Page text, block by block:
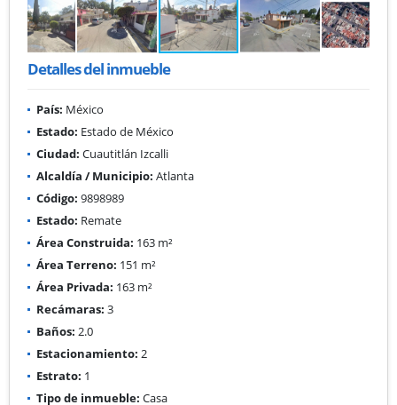
Detalles del inmueble
País: México
Estado: Estado de México
Ciudad: Cuautitlán Izcalli
Alcaldía / Municipio: Atlanta
Código: 9898989
Estado: Remate
Área Construida: 163 m²
Área Terreno: 151 m²
Área Privada: 163 m²
Recámaras: 3
Baños: 2.0
Estacionamiento: 2
Estrato: 1
Tipo de inmueble: Casa